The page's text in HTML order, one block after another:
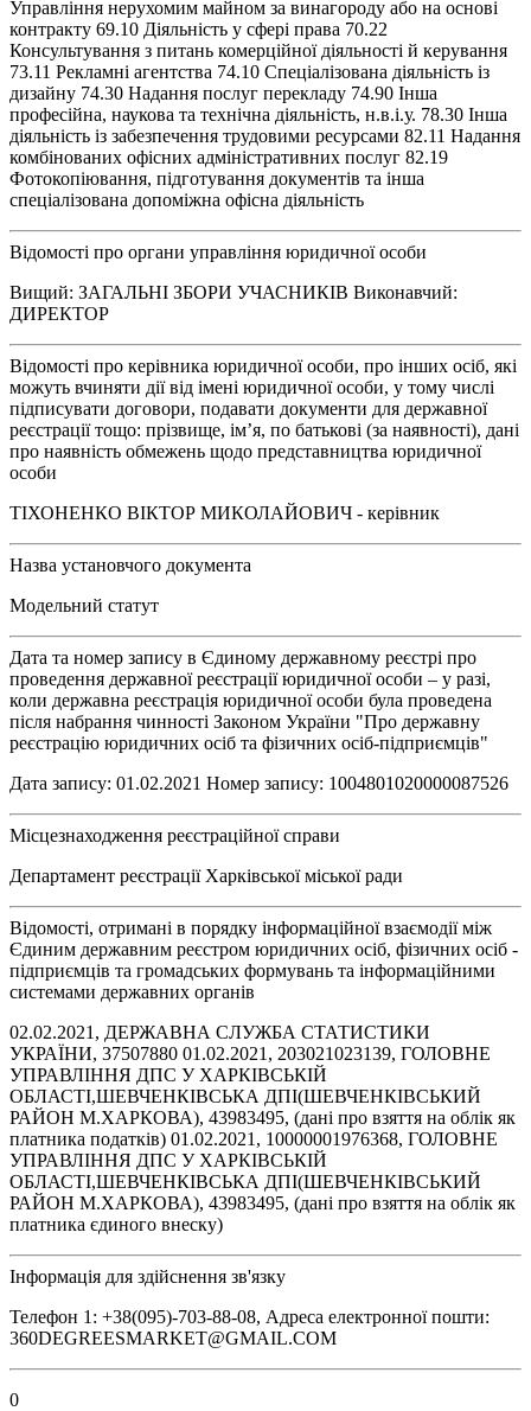
Управління нерухомим майном за винагороду або на основі
контракту 69.10 Діяльність у сфері права 70.22
Консультування з питань комерційної діяльності й керування
73.11 Рекламні агентства 74.10 Спеціалізована діяльність із
дизайну 74.30 Надання послуг перекладу 74.90 Інша
професійна, наукова та технічна діяльність, н.в.і.у. 78.30 Інша
діяльність із забезпечення трудовими ресурсами 82.11 Надання
комбінованих офісних адміністративних послуг 82.19
Фотокопіювання, підготування документів та інша
спеціалізована допоміжна офісна діяльність
Відомості про органи управління юридичної особи
Вищий: ЗАГАЛЬНІ ЗБОРИ УЧАСНИКІВ Виконавчий:
ДИРЕКТОР
Відомості про керівника юридичної особи, про інших осіб, які
можуть вчиняти дії від імені юридичної особи, у тому числі
підписувати договори, подавати документи для державної
реєстрації тощо: прізвище, ім’я, по батькові (за наявності), дані
про наявність обмежень щодо представництва юридичної
особи
ТІХОНЕНКО ВІКТОР МИКОЛАЙОВИЧ - керівник
Назва установчого документа
Модельний статут
Дата та номер запису в Єдиному державному реєстрі про
проведення державної реєстрації юридичної особи – у разі,
коли державна реєстрація юридичної особи була проведена
після набрання чинності Законом України "Про державну
реєстрацію юридичних осіб та фізичних осіб-підприємців"
Дата запису: 01.02.2021 Номер запису: 1004801020000087526
Місцезнаходження реєстраційної справи
Департамент реєстрації Харківської міської ради
Відомості, отримані в порядку інформаційної взаємодії між
Єдиним державним реєстром юридичних осіб, фізичних осіб -
підприємців та громадських формувань та інформаційними
системами державних органів
02.02.2021, ДЕРЖАВНА СЛУЖБА СТАТИСТИКИ
УКРАЇНИ, 37507880 01.02.2021, 203021023139, ГОЛОВНЕ
УПРАВЛІННЯ ДПС У ХАРКІВСЬКІЙ
ОБЛАСТІ,ШЕВЧЕНКІВСЬКА ДПІ(ШЕВЧЕНКІВСЬКИЙ
РАЙОН М.ХАРКОВА), 43983495, (дані про взяття на облік як
платника податків) 01.02.2021, 10000001976368, ГОЛОВНЕ
УПРАВЛІННЯ ДПС У ХАРКІВСЬКІЙ
ОБЛАСТІ,ШЕВЧЕНКІВСЬКА ДПІ(ШЕВЧЕНКІВСЬКИЙ
РАЙОН М.ХАРКОВА), 43983495, (дані про взяття на облік як
платника єдиного внеску)
Інформація для здійснення зв'язку
Телефон 1: +38(095)-703-88-08, Адреса електронної пошти:
360DEGREESMARKET@GMAIL.COM
0